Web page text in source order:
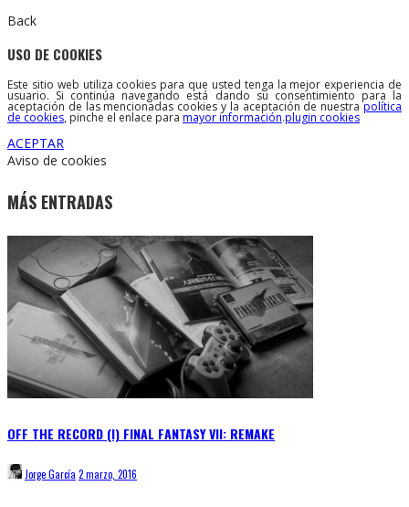
Back
USO DE COOKIES
Este sitio web utiliza cookies para que usted tenga la mejor experiencia de
usuario. Si continúa navegando está dando su consentimiento para la
aceptación de las mencionadas cookies y la aceptación de nuestrapolítica
de cookies, pinche el enlace para mayor información.plugin cookies
ACEPTAR
Aviso de cookies
MÁS ENTRADAS
OFF THE RECORD (I) FINAL FANTASY VII: REMAKE
Jorge García 2 marzo, 2016